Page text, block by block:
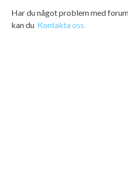
Har du något problem med
kan du Kontakta oss.